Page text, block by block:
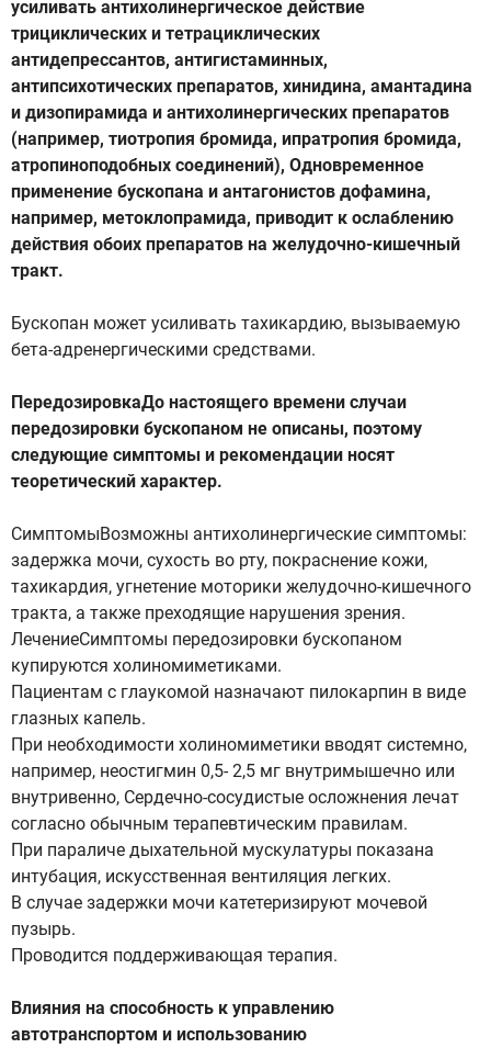
усиливать антихолинергическое действие
трициклических и тетрациклических
антидепрессантов, антигистаминных,
антипсихотических препаратов, хинидина, амантадина
и дизопирамида и антихолинергических препаратов
(например, тиотропия бромида, ипратропия бромида,
атропиноподобных соединений), Одновременное
применение бускопана и антагонистов дофамина,
например, метоклопрамида, приводит к ослаблению
действия обоих препаратов на желудочно-кишечный
тракт.
Бускопан может усиливать тахикардию, вызываемую
бета-адренергическими средствами.
ПередозировкаДо настоящего времени случаи
передозировки бускопаном не описаны, поэтому
следующие симптомы и рекомендации носят
теоретический характер.
СимптомыВозможны антихолинергические симптомы:
задержка мочи, сухость во рту, покраснение кожи,
тахикардия, угнетение моторики желудочно-кишечного
тракта, а также преходящие нарушения зрения.
ЛечениеСимптомы передозировки бускопаном
купируются холиномиметиками.
Пациентам с глаукомой назначают пилокарпин в виде
глазных капель.
При необходимости холиномиметики вводят системно,
например, неостигмин 0,5- 2,5 мг внутримышечно или
внутривенно, Сердечно-сосудистые осложнения лечат
согласно обычным терапевтическим правилам.
При параличе дыхательной мускулатуры показана
интубация, искусственная вентиляция легких.
В случае задержки мочи катетеризируют мочевой
пузырь.
Проводится поддерживающая терапия.
Влияния на способность к управлению
автотранспортом и использованию